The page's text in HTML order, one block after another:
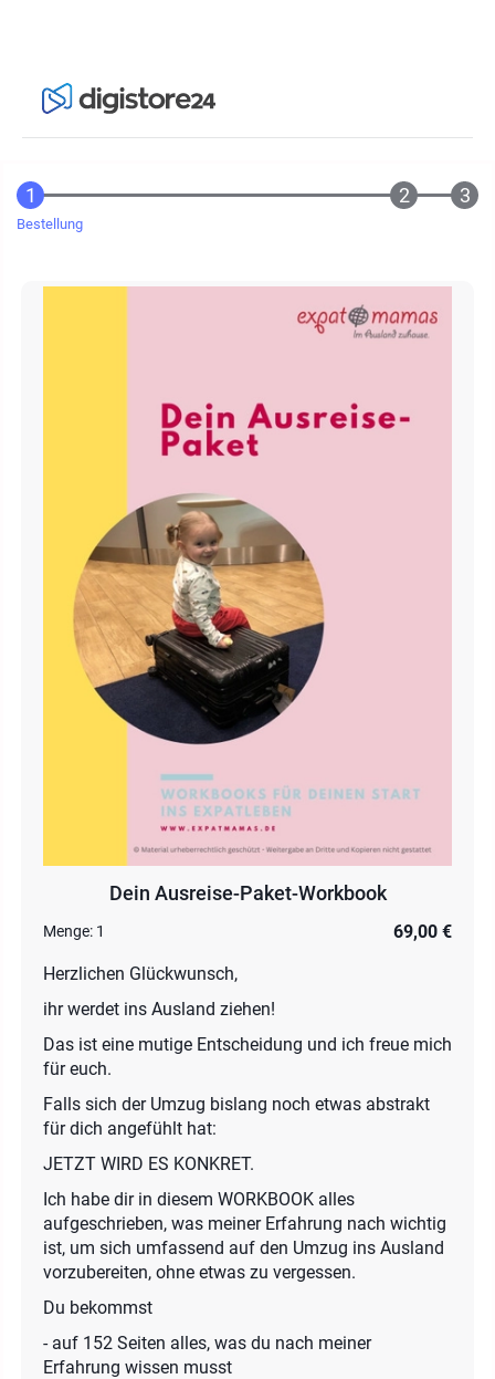
Bestellung
Dein Ausreise-Paket-Workbook
Menge: 1
69,00 €
Herzlichen Glückwunsch,
ihr werdet ins Ausland ziehen!
Das ist eine mutige Entscheidung und ich freue mich
für euch.
Falls sich der Umzug bislang noch etwas abstrakt
für dich angefühlt hat:
JETZT WIRD ES KONKRET.
Ich habe dir in diesem WORKBOOK alles
aufgeschrieben, was meiner Erfahrung nach wichtig
ist, um sich umfassend auf den Umzug ins Ausland
vorzubereiten, ohne etwas zu vergessen.
Du bekommst
- auf 152 Seiten alles, was du nach meiner
Erfahrung wissen musst